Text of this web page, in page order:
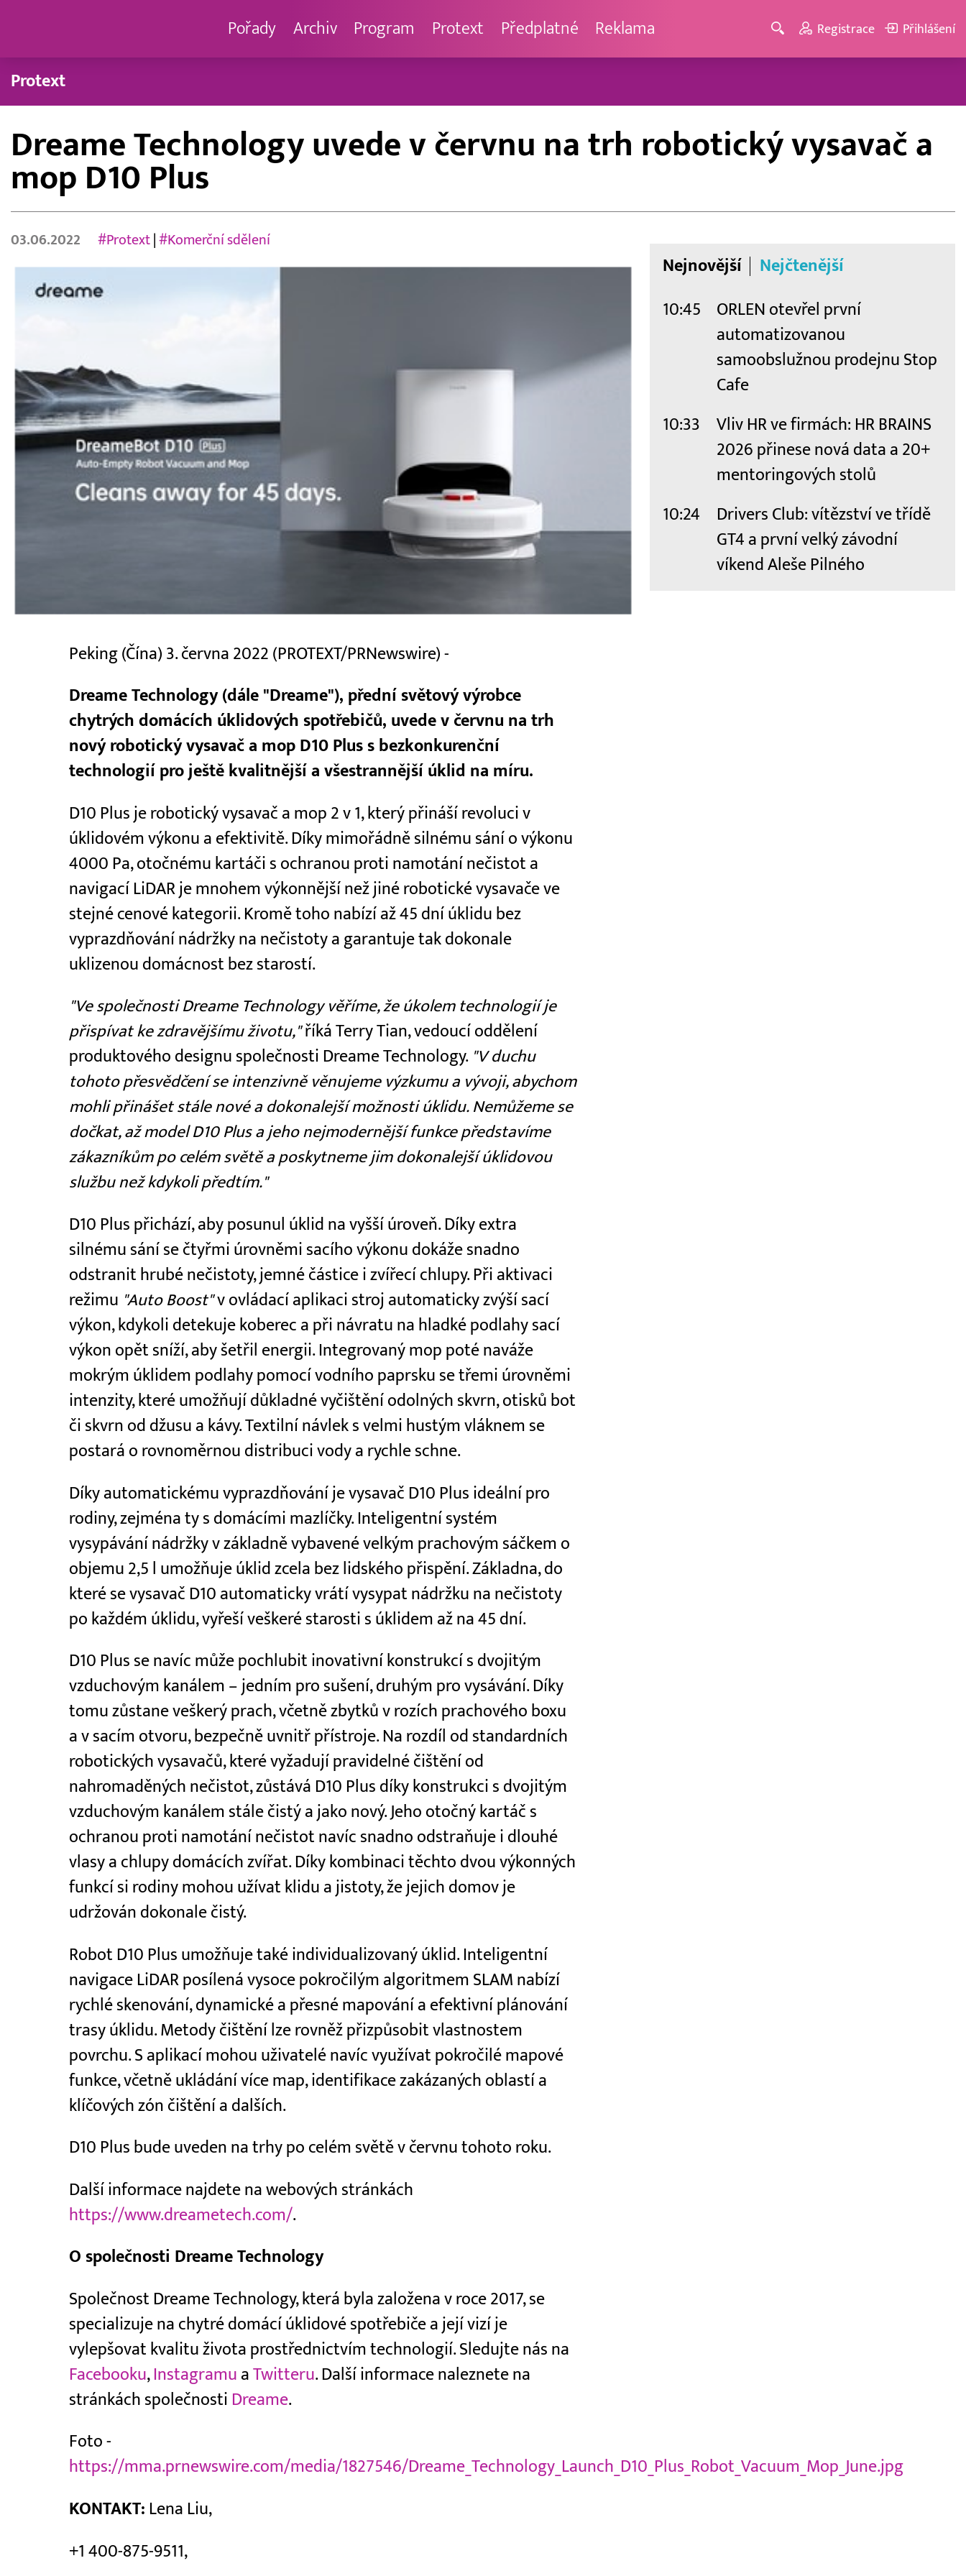
Pořady Archiv Program Protext Předplatné Reklama Registrace Přihlášení
Protext
Dreame Technology uvede v červnu na trh robotický vysavač a
mop D10 Plus
03.06.2022 #Protext| #Komerční sdělení
Peking (Čína) 3. června 2022 (PROTEXT/PRNewswire) -
Dreame Technology (dále "Dreame"), přední světový výrobce
chytrých domácích úklidových spotřebičů, uvede v červnu na trh
nový robotický vysavač a mop D10 Plus s bezkonkurenční
technologií pro ještě kvalitnější a všestrannější úklid na míru.
D10 Plus je robotický vysavač a mop 2 v 1, který přináší revoluci v
úklidovém výkonu a efektivitě. Díky mimořádně silnému sání o výkonu
4000 Pa, otočnému kartáči s ochranou proti namotání nečistot a
navigací LiDAR je mnohem výkonnější než jiné robotické vysavače ve
stejné cenové kategorii. Kromě toho nabízí až 45 dní úklidu bez
vyprazdňování nádržky na nečistoty a garantuje tak dokonale
uklizenou domácnost bez starostí.
"Ve společnosti Dreame Technology věříme, že úkolem technologií je
přispívat ke zdravějšímu životu,"říká Terry Tian, vedoucí oddělení
produktového designu společnosti Dreame Technology. "V duchu
tohoto přesvědčení se intenzivně věnujeme výzkumu a vývoji, abychom
mohli přinášet stále nové a dokonalejší možnosti úklidu. Nemůžeme se
dočkat, až model D10 Plus a jeho nejmodernější funkce představíme
zákazníkům po celém světě a poskytneme jim dokonalejší úklidovou
službu než kdykoli předtím."
D10 Plus přichází, aby posunul úklid na vyšší úroveň. Díky extra
silnému sání se čtyřmi úrovněmi sacího výkonu dokáže snadno
odstranit hrubé nečistoty, jemné částice i zvířecí chlupy. Při aktivaci
režimu "Auto Boost"v ovládací aplikaci stroj automaticky zvýší sací
výkon, kdykoli detekuje koberec a při návratu na hladké podlahy sací
výkon opět sníží, aby šetřil energii. Integrovaný mop poté naváže
mokrým úklidem podlahy pomocí vodního paprsku se třemi úrovněmi
intenzity, které umožňují důkladné vyčištění odolných skvrn, otisků bot
či skvrn od džusu a kávy. Textilní návlek s velmi hustým vláknem se
postará o rovnoměrnou distribuci vody a rychle schne.
Díky automatickému vyprazdňování je vysavač D10 Plus ideální pro
rodiny, zejména ty s domácími mazlíčky. Inteligentní systém
vysypávání nádržky v základně vybavené velkým prachovým sáčkem o
objemu 2,5 l umožňuje úklid zcela bez lidského přispění. Základna, do
které se vysavač D10 automaticky vrátí vysypat nádržku na nečistoty
po každém úklidu, vyřeší veškeré starosti s úklidem až na 45 dní.
D10 Plus se navíc může pochlubit inovativní konstrukcí s dvojitým
vzduchovým kanálem – jedním pro sušení, druhým pro vysávání. Díky
tomu zůstane veškerý prach, včetně zbytků v rozích prachového boxu
a v sacím otvoru, bezpečně uvnitř přístroje. Na rozdíl od standardních
robotických vysavačů, které vyžadují pravidelné čištění od
nahromaděných nečistot, zůstává D10 Plus díky konstrukci s dvojitým
vzduchovým kanálem stále čistý a jako nový. Jeho otočný kartáč s
ochranou proti namotání nečistot navíc snadno odstraňuje i dlouhé
vlasy a chlupy domácích zvířat. Díky kombinaci těchto dvou výkonných
funkcí si rodiny mohou užívat klidu a jistoty, že jejich domov je
udržován dokonale čistý.
Robot D10 Plus umožňuje také individualizovaný úklid. Inteligentní
navigace LiDAR posílená vysoce pokročilým algoritmem SLAM nabízí
rychlé skenování, dynamické a přesné mapování a efektivní plánování
trasy úklidu. Metody čištění lze rovněž přizpůsobit vlastnostem
povrchu. S aplikací mohou uživatelé navíc využívat pokročilé mapové
funkce, včetně ukládání více map, identifikace zakázaných oblastí a
klíčových zón čištění a dalších.
D10 Plus bude uveden na trhy po celém světě v červnu tohoto roku.
Další informace najdete na webových stránkách
https://www.dreametech.com/.
O společnosti Dreame Technology
Společnost Dreame Technology, která byla založena v roce 2017, se
specializuje na chytré domácí úklidové spotřebiče a její vizí je
vylepšovat kvalitu života prostřednictvím technologií. Sledujte nás na
Facebooku, Instagramu aTwitteru. Další informace naleznete na
stránkách společnosti Dreame.
Foto -
https://mma.prnewswire.com/media/1827546/Dreame_Technology_Launch_D10_Plus_Robot_Vacuum_Mop_June.jpg
KONTAKT: Lena Liu,
+1 400-875-9511,
Nejnovější Nejčtenější
10:45
ORLEN otevřel první
automatizovanou
samoobslužnou prodejnu Stop
Cafe
10:33
Vliv HR ve firmách: HR BRAINS
2026 přinese nová data a 20+
mentoringových stolů
10:24
Drivers Club: vítězství ve třídě
GT4 a první velký závodní
víkend Aleše Pilného